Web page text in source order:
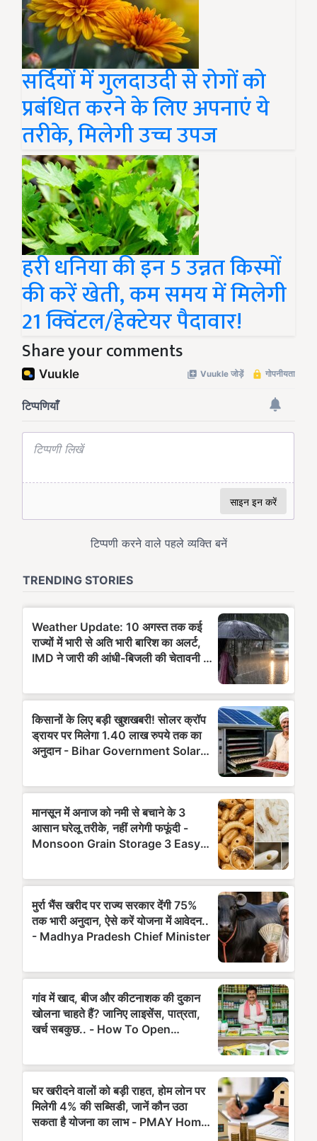
सर्दियों में गुलदाउदी से रोगों को
प्रबंधित करने के लिए अपनाएं ये
तरीके, मिलेगी उच्च उपज
हरी धनिया की इन 5 उन्नत किस्मों
की करें खेती, कम समय में मिलेगी
21 क्विंटल/हेक्टेयर पैदावार!
Share your comments